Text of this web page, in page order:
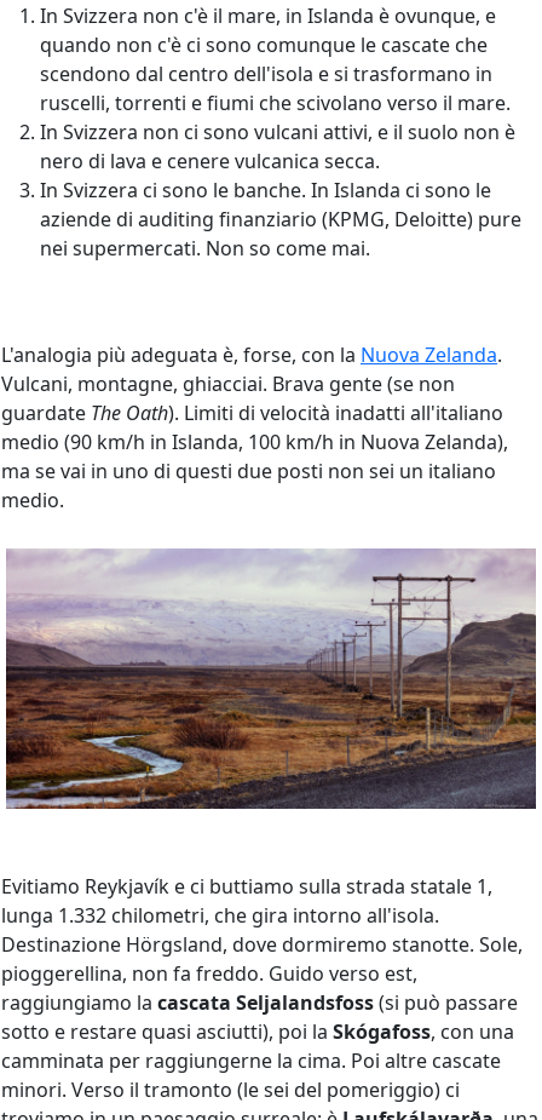
In Svizzera non c'è il mare, in Islanda è ovunque, e
quando non c'è ci sono comunque le cascate che
scendono dal centro dell'isola e si trasformano in
ruscelli, torrenti e fiumi che scivolano verso il mare.
In Svizzera non ci sono vulcani attivi, e il suolo non è
nero di lava e cenere vulcanica secca.
In Svizzera ci sono le banche. In Islanda ci sono le
aziende di auditing finanziario (KPMG, Deloitte) pure
nei supermercati. Non so come mai.
L'analogia più adeguata è, forse, con la Nuova Zelanda.
Vulcani, montagne, ghiacciai. Brava gente (se non
guardate The Oath). Limiti di velocità inadatti all'italiano
medio (90 km/h in Islanda, 100 km/h in Nuova Zelanda),
ma se vai in uno di questi due posti non sei un italiano
medio.
Evitiamo Reykjavík e ci buttiamo sulla strada statale 1,
lunga 1.332 chilometri, che gira intorno all'isola.
Destinazione Hörgsland, dove dormiremo stanotte. Sole,
pioggerellina, non fa freddo. Guido verso est,
raggiungiamo la cascata Seljalandsfoss(si può passare
sotto e restare quasi asciutti), poi la Skógafoss, con una
camminata per raggiungerne la cima. Poi altre cascate
minori. Verso il tramonto (le sei del pomeriggio) ci